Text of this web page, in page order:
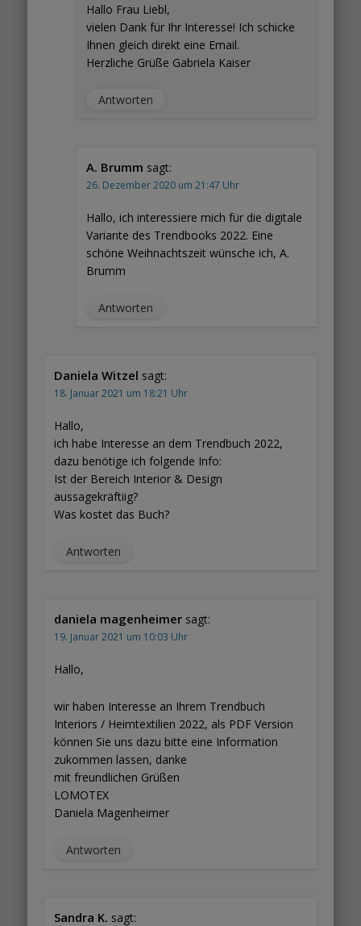
Hallo Frau Liebl,
vielen Dank für Ihr Interesse! Ich schicke
Ihnen gleich direkt eine Email.
Herzliche Grüße Gabriela Kaiser
Antworten
A. Brumm sagt:
26. Dezember 2020 um 21:47 Uhr
Hallo, ich interessiere mich für die digitale
Variante des Trendbooks 2022. Eine
schöne Weihnachtszeit wünsche ich, A.
Brumm
Antworten
Daniela Witzel sagt:
18. Januar 2021 um 18:21 Uhr
Hallo,
ich habe Interesse an dem Trendbuch 2022,
dazu benötige ich folgende Info:
Ist der Bereich Interior & Design
aussagekräftiig?
Was kostet das Buch?
Antworten
daniela magenheimer sagt:
19. Januar 2021 um 10:03 Uhr
Hallo,
wir haben Interesse an Ihrem Trendbuch
Interiors / Heimtextilien 2022, als PDF Version
können Sie uns dazu bitte eine Information
zukommen lassen, danke
mit freundlichen Grüßen
LOMOTEX
Daniela Magenheimer
Antworten
Sandra K. sagt: